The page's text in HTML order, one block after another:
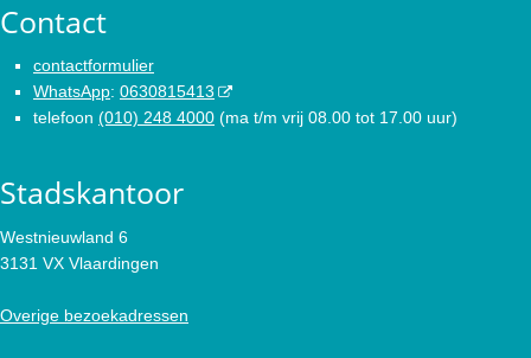
Contact
contactformulier
WhatsApp: 0630815413
telefoon (010) 248 4000 (ma t/m vrij 08.00 tot 17.00 uur)
Stadskantoor
Westnieuwland 6
3131 VX Vlaardingen
Overige bezoekadressen